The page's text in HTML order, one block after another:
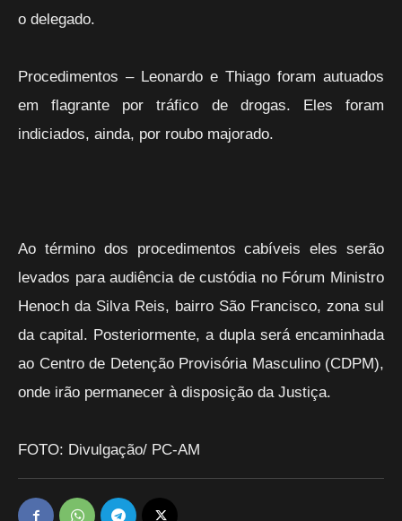
o delegado.
Procedimentos – Leonardo e Thiago foram autuados
em flagrante por tráfico de drogas. Eles foram
indiciados, ainda, por roubo majorado.
Ao término dos procedimentos cabíveis eles serão
levados para audiência de custódia no Fórum Ministro
Henoch da Silva Reis, bairro São Francisco, zona sul
da capital. Posteriormente, a dupla será encaminhada
ao Centro de Detenção Provisória Masculino (CDPM),
onde irão permanecer à disposição da Justiça.
FOTO: Divulgação/ PC-AM